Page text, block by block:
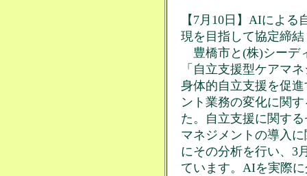
【7月10日】AIによ
現を目指して協定締結
豊橋市と(株)シーデ
「自立支援型ケアマ
身体的自立支援を促
ント業務の変化に関
た。自立支援に関す
マネジメントの導入
にその分析を行い、3
ています。AIを実際